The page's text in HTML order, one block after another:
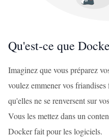
Qu'est-ce que
Imaginez que vous préparez
voulez emmener vos
qu'elles ne se renversent sur
Vous les mettez dans un
Docker fait pour les logiciels.